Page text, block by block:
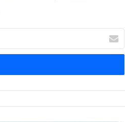
بريدك
الإلكتروني